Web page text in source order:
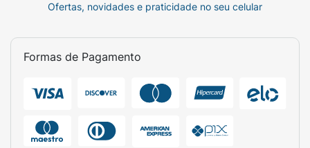
Ofertas, novidades e praticidade no seu celular
Formas de Pagamento